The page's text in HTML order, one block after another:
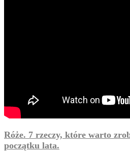
Róże. 7 rzeczy, które warto
początku lata.